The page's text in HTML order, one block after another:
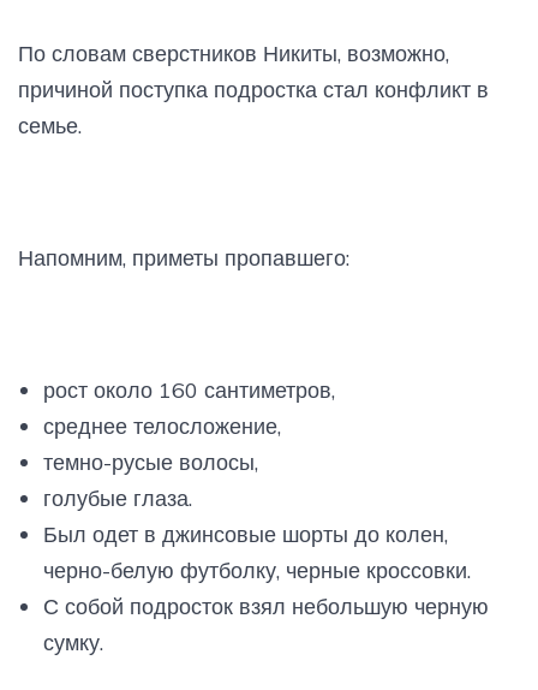
По словам сверстников Никиты, возможно,
причиной поступка подростка стал конфликт в
семье.
Напомним, приметы пропавшего:
рост около 160 сантиметров,
среднее телосложение,
темно-русые волосы,
голубые глаза.
Был одет в джинсовые шорты до колен,
черно-белую футболку, черные кроссовки.
С собой подросток взял небольшую черную
сумку.